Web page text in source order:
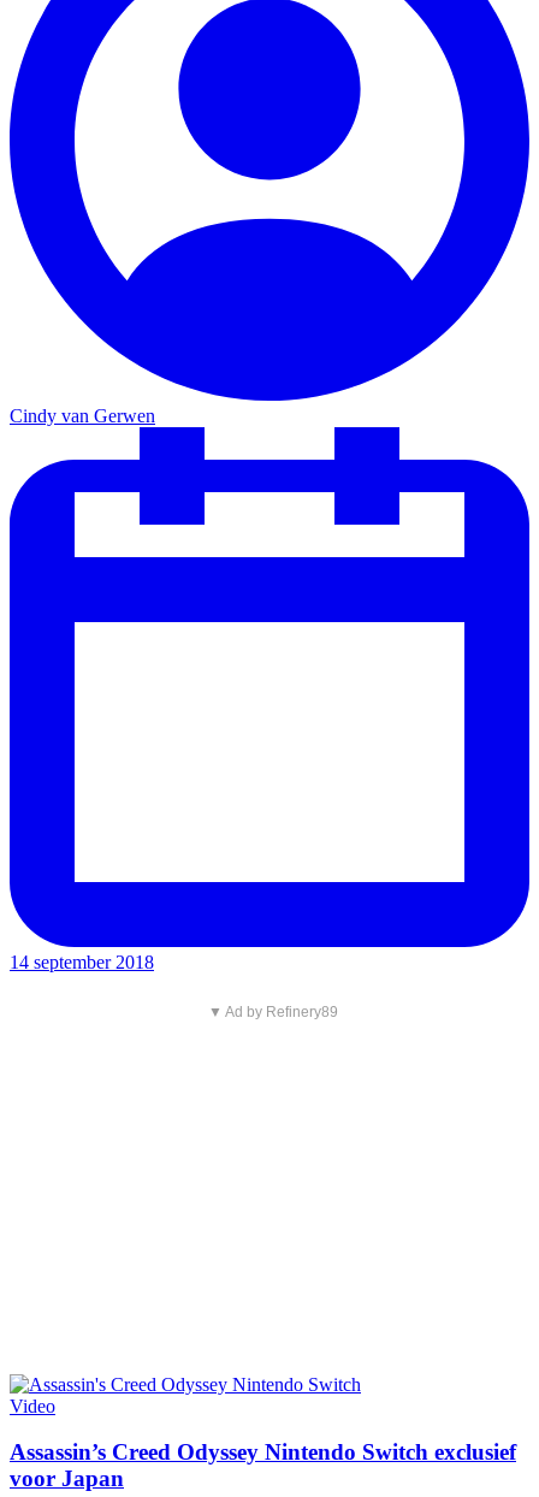
Cindy van Gerwen
14 september 2018
▼ Ad by Refinery89
Video
Assassin’s Creed Odyssey Nintendo Switch exclusief
voor Japan